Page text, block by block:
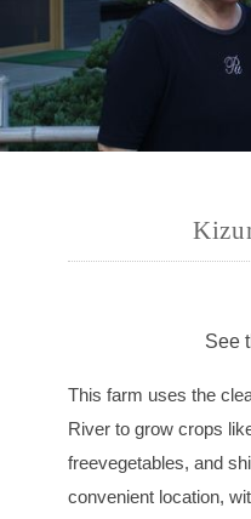
See
This farm uses the
River to grow crops
freevegetables, and
convenient location,